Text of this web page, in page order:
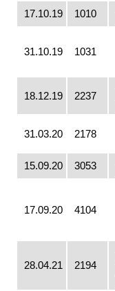
17.10.19 1010
31.10.19 1031
18.12.19 2237
31.03.20 2178
15.09.20 3053
17.09.20 4104
28.04.21 2194